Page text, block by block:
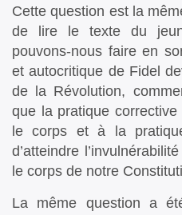
Cette question est la
de lire le texte du
pouvons-nous faire en
et autocritique de Fidel
de la Révolution,
que la pratique
le corps et à la
d’atteindre
le corps de notre
La même question a